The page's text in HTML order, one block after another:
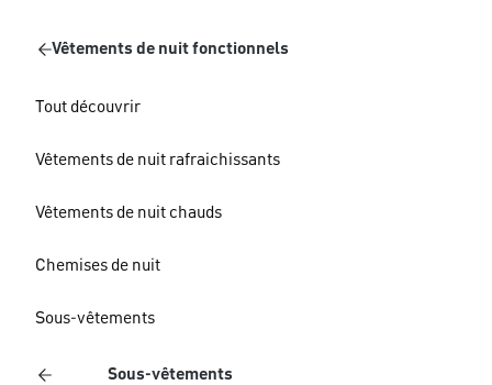
Vêtements de nuit fonctionnels
Tout découvrir
Vêtements de nuit rafraichissants
Vêtements de nuit chauds
Chemises de nuit
Sous-vêtements
Sous-vêtements